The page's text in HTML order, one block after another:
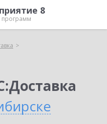
8
программ